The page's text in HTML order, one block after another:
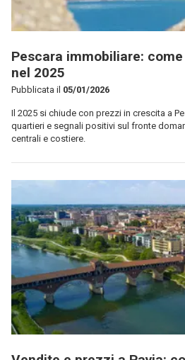
Pescara immobiliare:
nel 2025
Pubblicata il 05/01/2026
Il 2025 si chiude con prezzi in crescita a
quartieri e segnali positivi sul fronte
centrali e costiere.